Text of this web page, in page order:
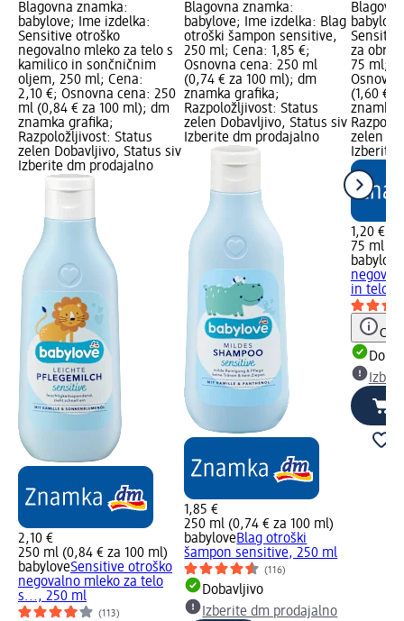
Blagovna znamka:
babylove; Ime izdelka:
Sensitive otroško
negovalno mleko za telo s
kamilico in sončničnim
oljem, 250 ml; Cena:
2,10 €; Osnovna cena: 250
ml (0,84 € za 100 ml); dm
znamka grafika;
Razpoložljivost: Status
zelen Dobavljivo, Status siv
Izberite dm prodajalno
2,10 €
250 ml (0,84 € za 100 ml)
babyloveSensitive otroško
negovalno mleko za telo
s..., 250 ml
(113)
Blagovna znamka:
babylove; Ime izdelka: Blag
otroški šampon sensitive,
250 ml; Cena: 1,85 €;
Osnovna cena: 250 ml
(0,74 € za 100 ml); dm
znamka grafika;
Razpoložljivost: Status
zelen Dobavljivo, Status siv
Izberite dm prodajalno
1,85 €
250 ml (0,74 € za 100 ml)
babyloveBlag otroški
šampon sensitive, 250 ml
(116)
Dobavljivo
Izberite dm prodajalno
za
75 ml;
(1,60 €
znamka
zelen
Izberite
1,20 €
75 ml
babylove
in telo